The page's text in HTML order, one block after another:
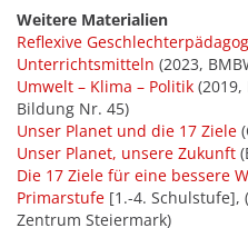
Weitere Materialien
Reflexive
Unterrichtsmitteln (2023,
Umwelt – Klima – Politik
Bildung Nr. 45)
Unser Planet und die 17 Ziele
Unser Planet, unsere Zukunft
Die 17 Ziele für eine bessere
Primarstufe [1.-4. Schulstufe],
Zentrum Steiermark)